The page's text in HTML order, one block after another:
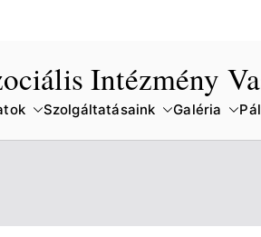
Intézmény
Szolgáltatásaink Galéria